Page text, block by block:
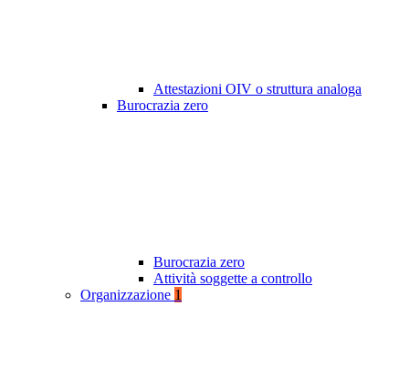
Attestazioni OIV o struttura analoga
Burocrazia zero
Burocrazia zero
Attività soggette a controllo
Organizzazione 1